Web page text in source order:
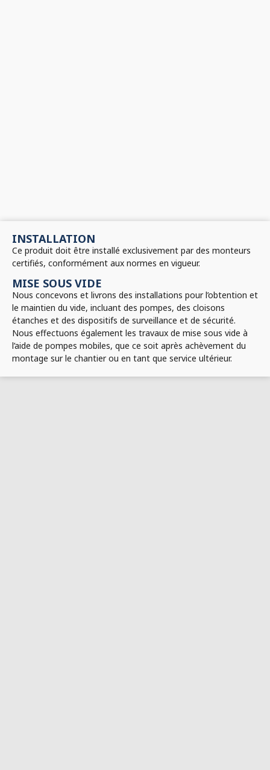
INSTALLATION
Ce produit doit être installé exclusivement par des monteurs
certifiés, conformément aux normes en vigueur.
MISE SOUS VIDE
Nous concevons et livrons des installations pour l’obtention et
le maintien du vide, incluant des pompes, des cloisons
étanches et des dispositifs de surveillance et de sécurité.
Nous effectuons également les travaux de mise sous vide à
l’aide de pompes mobiles, que ce soit après achèvement du
montage sur le chantier ou en tant que service ultérieur.